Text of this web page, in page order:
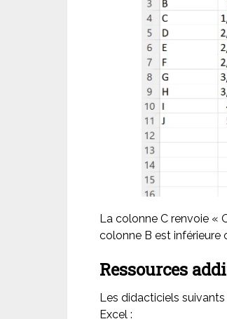
La colonne C renvoie «
colonne B est
Ressources
Les didacticiels
Excel :